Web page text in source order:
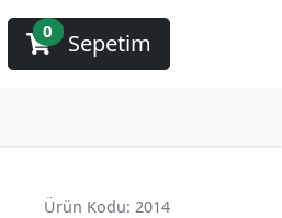
Sepetim
0
Ürün Kodu: 2014